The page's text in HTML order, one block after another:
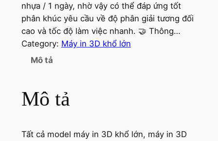
nhựa / 1 ngày, nhờ vậy có thể đáp ứng tốt
phân khúc yêu cầu về độ phân giải tương đối
cao và tốc độ làm việc nhanh. 🤝 Thông…
Category: Máy in 3D khổ lớn
Mô tả
Mô tả
Tất cả model máy in 3D khổ lớn, máy in 3D